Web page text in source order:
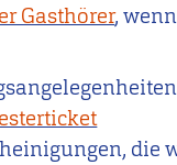
Gasthörer,
die